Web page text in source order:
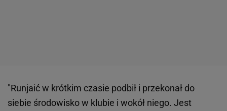
"Runjaić w krótkim czasie podbił i przekonał do
siebie środowisko w klubie i wokół niego. Jest